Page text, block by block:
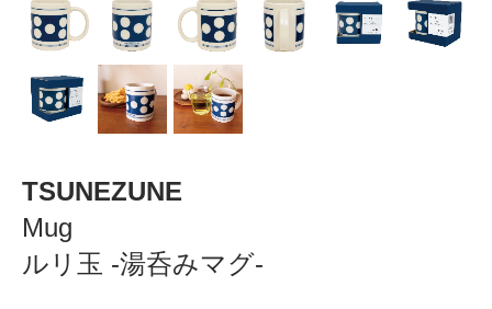
TSUNEZUNE
Mug
ルリ玉 -湯呑みマグ-